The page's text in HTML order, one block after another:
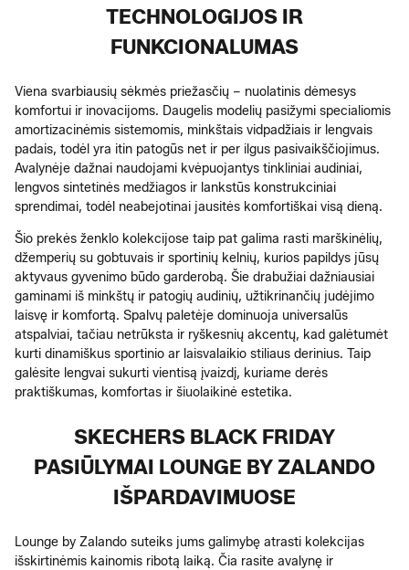
TECHNOLOGIJOS IR
FUNKCIONALUMAS
Viena svarbiausių sėkmės priežasčių – nuolatinis dėmesys
komfortui ir inovacijoms. Daugelis modelių pasižymi specialiomis
amortizacinėmis sistemomis, minkštais vidpadžiais ir lengvais
padais, todėl yra itin patogūs net ir per ilgus pasivaikščiojimus.
Avalynėje dažnai naudojami kvėpuojantys tinkliniai audiniai,
lengvos sintetinės medžiagos ir lankstūs konstrukciniai
sprendimai, todėl neabejotinai jausitės komfortiškai visą dieną.
Šio prekės ženklo kolekcijose taip pat galima rasti marškinėlių,
džemperių su gobtuvais ir sportinių kelnių, kurios papildys jūsų
aktyvaus gyvenimo būdo garderobą. Šie drabužiai dažniausiai
gaminami iš minkštų ir patogių audinių, užtikrinančių judėjimo
laisvę ir komfortą. Spalvų paletėje dominuoja universalūs
atspalviai, tačiau netrūksta ir ryškesnių akcentų, kad galėtumėt
kurti dinamiškus sportinio ar laisvalaikio stiliaus derinius. Taip
galėsite lengvai sukurti vientisą įvaizdį, kuriame derės
praktiškumas, komfortas ir šiuolaikinė estetika.
SKECHERS BLACK FRIDAY
PASIŪLYMAI LOUNGE BY ZALANDO
IŠPARDAVIMUOSE
Lounge by Zalando suteiks jums galimybę atrasti kolekcijas
išskirtinėmis kainomis ribotą laiką. Čia rasite avalynę ir